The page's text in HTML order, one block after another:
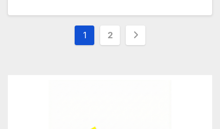
Paginação
1 2